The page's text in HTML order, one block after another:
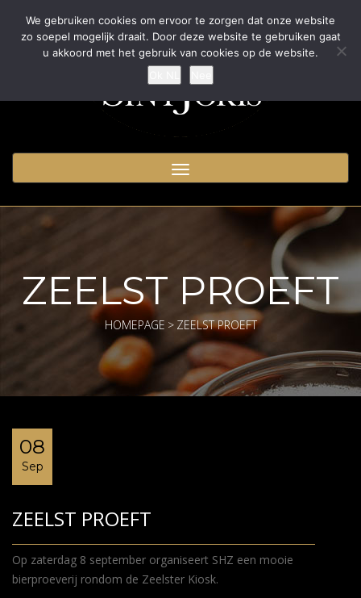
Toggle
navigation
ZEELST PROEFT
HOMEPAGE > ZEELST PROEFT
08
Sep
ZEELST PROEFT
Op zaterdag 8 september organiseert SHZ een mooie
bierproeverij rondom de Zeelster Kiosk.
We gebruiken cookies om ervoor te zorgen dat onze website
zo soepel mogelijk draait. Door deze website te gebruiken gaat
u akkoord met het gebruik van cookies op de website.